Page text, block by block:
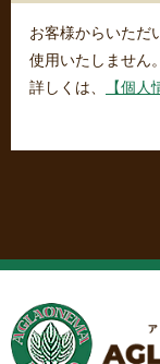
お客様からいただ
使用いたしません。
詳しくは、
【個人